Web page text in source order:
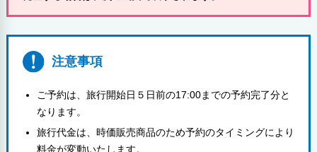
注意事項
ご予約は、旅行開始日５日前の17:00までの予約完了分と
なります。
旅行代金は、時価販売商品のため予約のタイミングにより
料金が変動いたします。